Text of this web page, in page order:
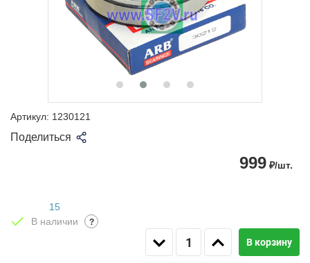
Артикул: 1230121
Поделиться
999 ₽/шт.
15
В наличии
?
В корзину